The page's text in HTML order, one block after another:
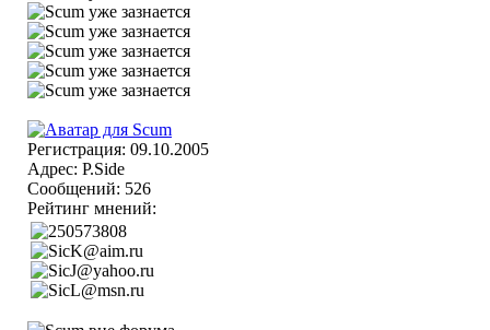
Регистрация: 09.10.2005
Адрес: P.Side
Сообщений: 526
Рейтинг мнений: